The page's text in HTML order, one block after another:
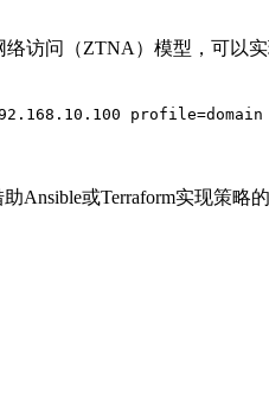
络访问（ZTNA ）模型，可以
profile=domain
助Ansible或Terraform实现策略